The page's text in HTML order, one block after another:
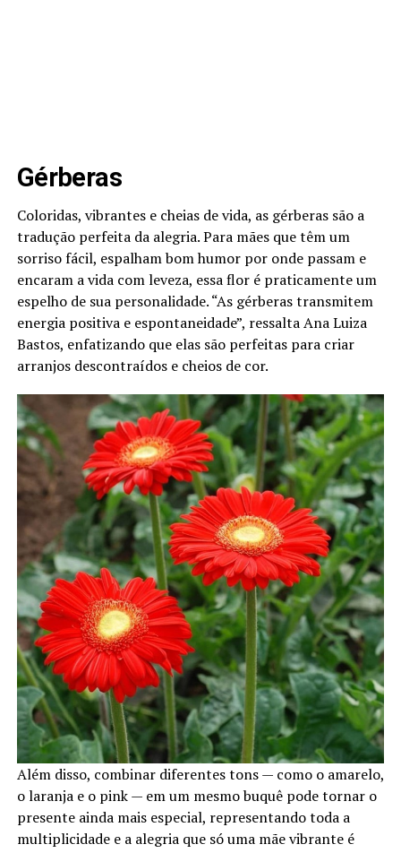
Gérberas
Coloridas, vibrantes e cheias de vida, as gérberas são a
tradução perfeita da alegria. Para mães que têm um
sorriso fácil, espalham bom humor por onde passam e
encaram a vida com leveza, essa flor é praticamente um
espelho de sua personalidade. “As gérberas transmitem
energia positiva e espontaneidade”, ressalta Ana Luiza
Bastos, enfatizando que elas são perfeitas para criar
arranjos descontraídos e cheios de cor.
Além disso, combinar diferentes tons — como o amarelo,
o laranja e o pink — em um mesmo buquê pode tornar o
presente ainda mais especial, representando toda a
multiplicidade e a alegria que só uma mãe vibrante é